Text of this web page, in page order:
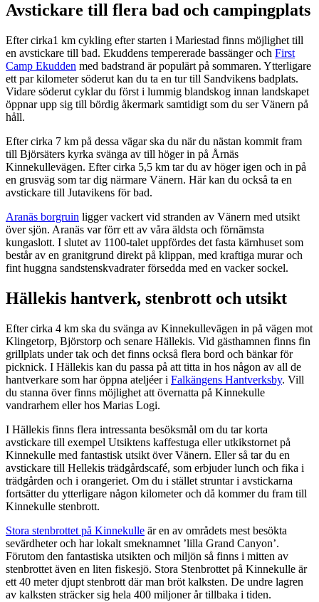
Avstickare till flera bad och campingplats
Efter cirka1 km cykling efter starten i Mariestad finns möjlighet till
en avstickare till bad. Ekuddens tempererade bassänger och First
Camp Ekudden med badstrand är populärt på sommaren. Ytterligare
ett par kilometer söderut kan du ta en tur till Sandvikens badplats.
Vidare söderut cyklar du först i lummig blandskog innan landskapet
öppnar upp sig till bördig åkermark samtidigt som du ser Vänern på
håll.
Efter cirka 7 km på dessa vägar ska du när du nästan kommit fram
till Björsäters kyrka svänga av till höger in på Årnäs
Kinnekullevägen. Efter cirka 5,5 km tar du av höger igen och in på
en grusväg som tar dig närmare Vänern. Här kan du också ta en
avstickare till Jutavikens för bad.
Aranäs borgruin ligger vackert vid stranden av Vänern med utsikt
över sjön. Aranäs var förr ett av våra äldsta och förnämsta
kungaslott. I slutet av 1100-talet uppfördes det fasta kärnhuset som
består av en granitgrund direkt på klippan, med kraftiga murar och
fint huggna sandstenskvadrater försedda med en vacker sockel.
Hällekis hantverk, stenbrott och utsikt
Efter cirka 4 km ska du svänga av Kinnekullevägen in på vägen mot
Klingetorp, Björstorp och senare Hällekis. Vid gästhamnen finns fin
grillplats under tak och det finns också flera bord och bänkar för
picknick. I Hällekis kan du passa på att titta in hos någon av all de
hantverkare som har öppna ateljéer i Falkängens Hantverksby. Vill
du stanna över finns möjlighet att övernatta på Kinnekulle
vandrarhem eller hos Marias Logi.
I Hällekis finns flera intressanta besöksmål om du tar korta
avstickare till exempel Utsiktens kaffestuga eller utkikstornet på
Kinnekulle med fantastisk utsikt över Vänern. Eller så tar du en
avstickare till Hellekis trädgårdscafé, som erbjuder lunch och fika i
trädgården och i orangeriet. Om du i stället struntar i avstickarna
fortsätter du ytterligare någon kilometer och då kommer du fram till
Kinnekulle stenbrott.
Stora stenbrottet på Kinnekulle är en av områdets mest besökta
sevärdheter och har lokalt smeknamnet ’lilla Grand Canyon’.
Förutom den fantastiska utsikten och miljön så finns i mitten av
stenbrottet även en liten fiskesjö. Stora Stenbrottet på Kinnekulle är
ett 40 meter djupt stenbrott där man bröt kalksten. De undre lagren
av kalksten sträcker sig hela 400 miljoner år tillbaka i tiden.